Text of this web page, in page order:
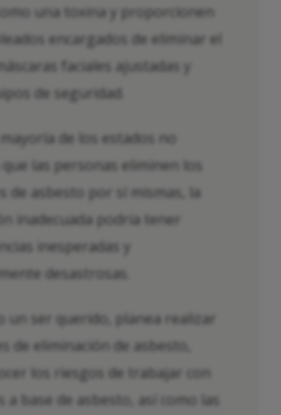
una toxina y proporcionen
encargados de eliminar el
faciales ajustadas y
de seguridad.
mayoría de los estados no
las personas eliminen los
de asbesto por sí mismas, la
inadecuada podría tener
inesperadas y
desastrosas.
o un ser querido, planea realizar
de eliminación de asbesto,
los riesgos de trabajar con
a base de asbesto, así como las